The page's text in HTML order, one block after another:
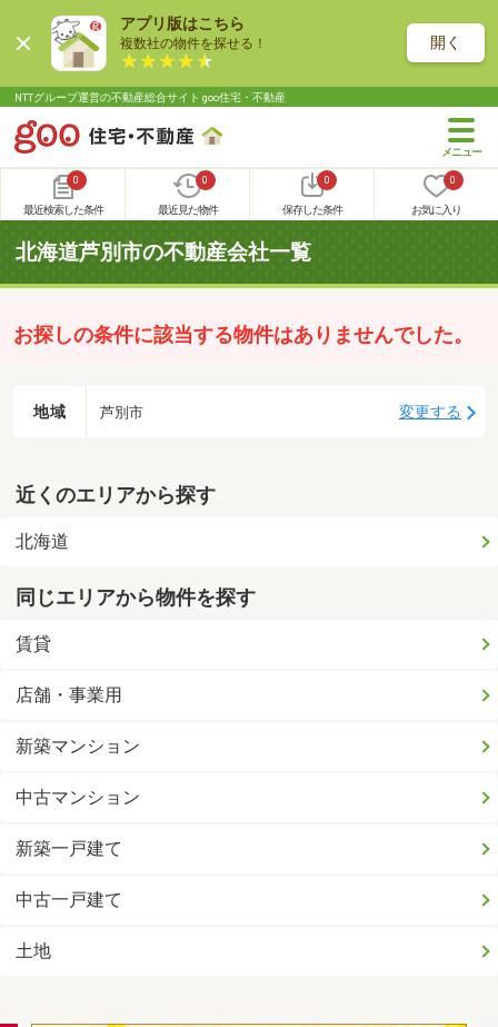
アプリ版はこちら
複数社の物件を探せる！ 開く
NTTグループ運営の不動産総合サイト goo住宅・不動産
0
最近検索した条件
0
最近見た物件
0
保存した条件
0
お気に入り
北海道芦別市の不動産会社一覧
お探しの条件に該当する物件はありませんでした。
地域 芦別市 変更する
近くのエリアから探す
北海道
同じエリアから物件を探す
賃貸
店舗・事業用
新築マンション
中古マンション
新築一戸建て
中古一戸建て
土地